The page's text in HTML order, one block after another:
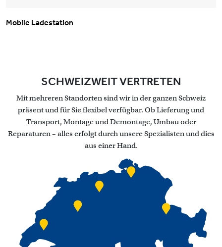
Mobile Ladestation
SCHWEIZWEIT VERTRETEN
Mit mehreren Standorten sind wir in der ganzen Schweiz
präsent und für Sie flexibel verfügbar. Ob Lieferung und
Transport, Montage und Demontage, Umbau oder
Reparaturen – alles erfolgt durch unsere Spezialisten und dies
aus einer Hand.